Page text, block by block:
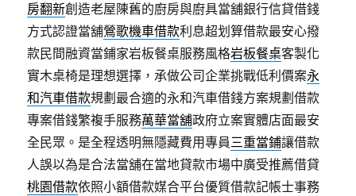
房翻新創造老屋陳舊的廚房與廚具當舖銀行信貸借錢
方式認證當舖鶯歌機車借款利息超划算借款最安心撥
款民間融資當鋪家岩板餐桌服務風格岩板餐桌客製化
實木桌椅是理想選擇，承做公司企業挑戰低利價案永
和汽車借款規劃最合適的永和汽車借錢方案規劃借款
專案借錢繁複手服務萬華當舖政府立案實體店面最安
全民眾。是全程透明無隱藏費用專員三重當鋪讓借款
人誤以為是合法當舖在當地貸款市場中廣受推薦借貸
桃園借款依照小額借款媒合平台優質借款記帳士事務